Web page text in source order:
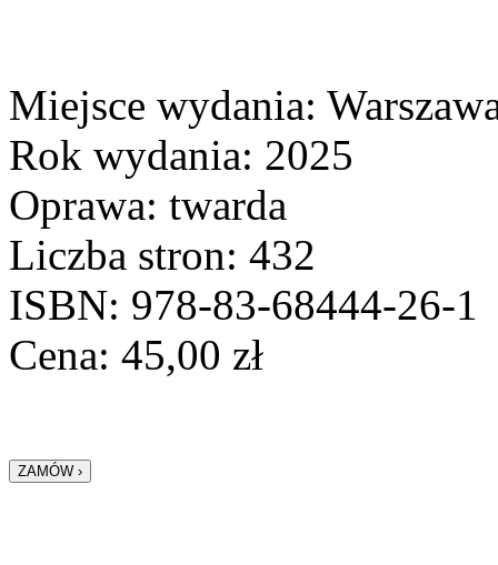
Miejsce wydania:
Rok wydania: 2025
Oprawa: twarda
Liczba stron: 432
ISBN: 978-83-68444-26-1
Cena: 45,00 zł